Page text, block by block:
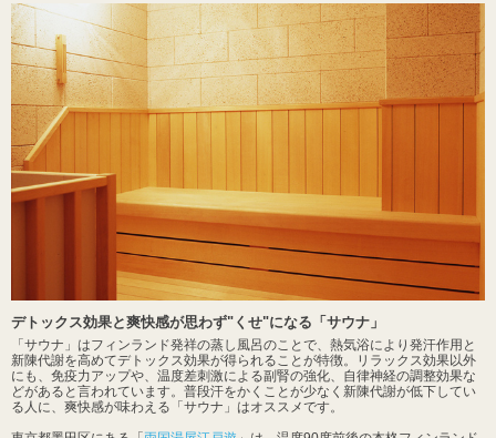
デトックス効果と爽快感が思わず"くせ"になる「サウナ」
「サウナ」はフィンランド発祥の蒸し風呂のことで、熱気浴により発汗作用と
新陳代謝を高めてデトックス効果が得られることが特徴。リラックス効果以外
にも、免疫力アップや、温度差刺激による副腎の強化、自律神経の調整効果な
どがあると言われています。普段汗をかくことが少なく新陳代謝が低下してい
る人に、爽快感が味わえる「サウナ」はオススメです。